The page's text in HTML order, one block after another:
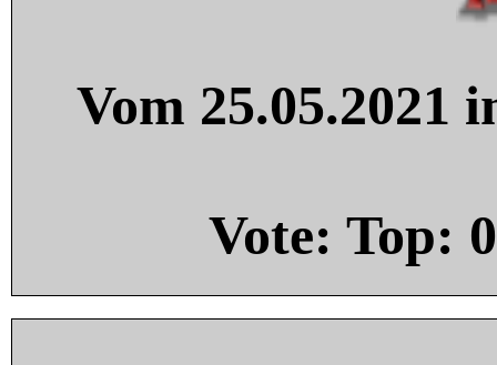
Vom 25.05.2021
Vote: Top: 0